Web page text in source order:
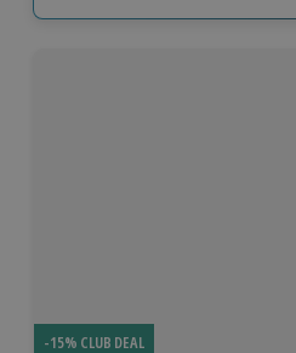
-15% CLUB DEAL